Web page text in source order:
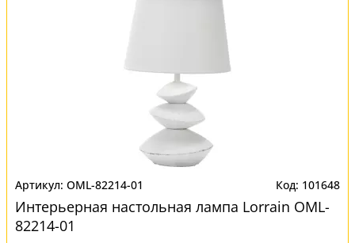
OML-82214-01 101648
Интерьерная настольная лампа Lorrain OML-
82214-01